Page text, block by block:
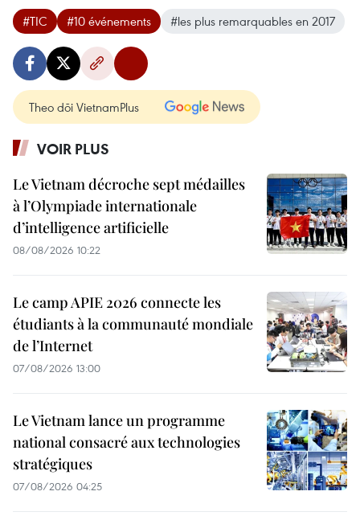
#TIC #10 événements #les plus remarquables en 2017
Theo dõi VietnamPlus
VOIR PLUS
Le Vietnam décroche sept médailles
à l’Olympiade internationale
d’intelligence artificielle
08/08/2026 10:22
Le camp APIE 2026 connecte les
étudiants à la communauté mondiale
de l’Internet
07/08/2026 13:00
Le Vietnam lance un programme
national consacré aux technologies
stratégiques
07/08/2026 04:25